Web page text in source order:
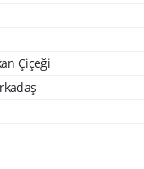
Çiçeği